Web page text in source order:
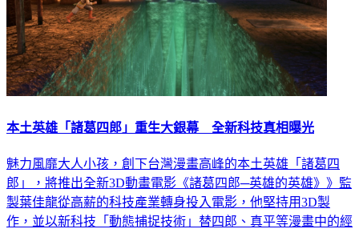
本土英雄「諸葛四郎」重生大銀幕 全新科技真相曝光
魅力風靡大人小孩，創下台灣漫畫高峰的本土英雄「諸葛四
郎」，將推出全新3D動畫電影《諸葛四郎─英雄的英雄》》監
製葉佳龍從高薪的科技產業轉身投入電影，他堅持用3D製
作，並以新科技「動態捕捉技術」替四郎、真平等漫畫中的經